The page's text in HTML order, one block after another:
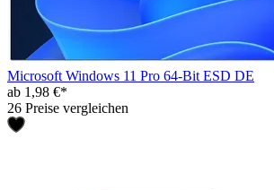
Microsoft Windows 11 Pro 64-Bit ESD DE
ab 1,98 €*
26 Preise vergleichen